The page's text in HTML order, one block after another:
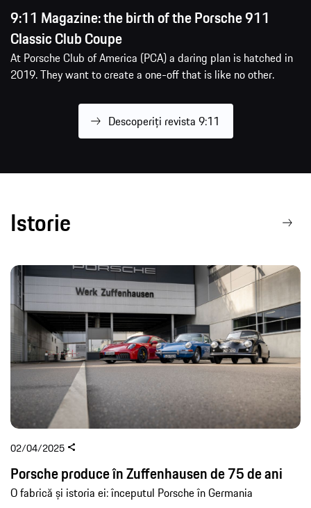
9:11 Magazine: the birth of the Porsche 911
Classic Club Coupe
At Porsche Club of America (PCA) a daring plan is hatched in
2019. They want to create a one-off that is like no other.
Descoperiți revista 9:11
Istorie
02/04/2025
Porsche produce în Zuffenhausen de 75 de ani
O fabrică și istoria ei: începutul Porsche în Germania